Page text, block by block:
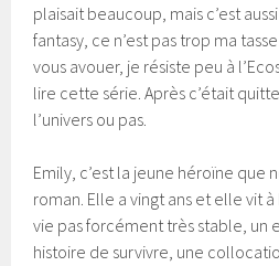
plaisait beaucoup, mais c’est
fantasy, ce n’est pas trop ma
vous avouer, je résiste peu à
lire cette série. Après c’était
l’univers ou pas.
Emily, c’est la jeune héroïne que
roman. Elle a vingt ans et elle vit
vie pas forcément très stable, un
histoire de survivre, une